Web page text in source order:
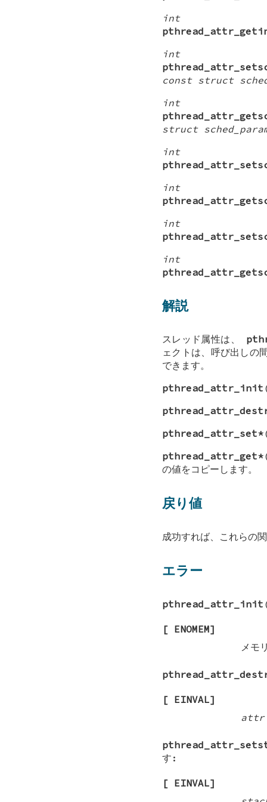
int
int
const struct
int
struct
int
int
int
int
解説
スレッド属性は、
ェクトは、呼び出しの
できます。
pthread_attr_init
pthread_attr_set*
pthread_attr_get*
の値をコピーします。
戻り値
成功すれば、これらの
エラー
pthread_attr_init
[ ENOMEM]
メモ
[ EINVAL]
attr
す:
[ EINVAL]